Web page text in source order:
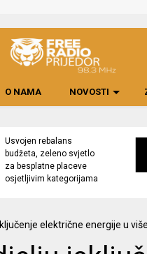
O NAMA NOVOSTI
Usvojen rebalans
budžeta, zeleno svjetlo
za besplatne placeve
osjetljivim kategorijama